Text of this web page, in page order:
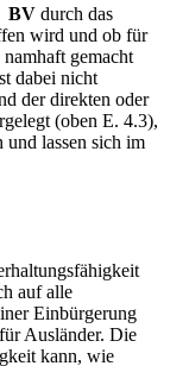
BV durch das
wird und ob für
gemacht
dabei nicht
der direkten oder
(oben E. 4.3),
und lassen sich im
auf alle
Einbürgerung
Ausländer. Die
kann, wie